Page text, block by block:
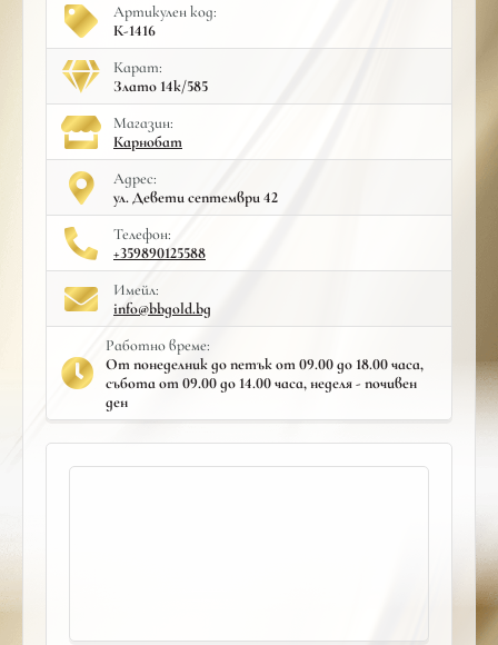
Артикулен код:
К-1416
Карат:
Злато 14к/585
Mагазин:
Карнобат
Адрес:
ул. Девети септември 42
Телефон:
+359890125588
Имейл:
info@bbgold.bg
Работно време:
От понеделник до петък от 09.00 до 18.00 часа,
събота от 09.00 до 14.00 часа, неделя - почивен
ден